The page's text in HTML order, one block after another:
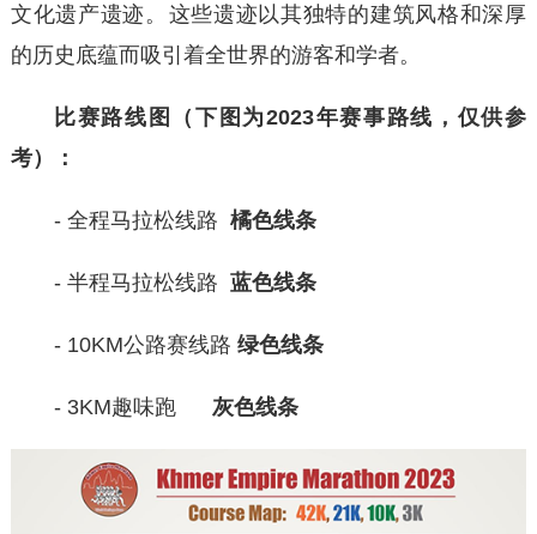
文化遗产遗迹。‌这些遗迹以其独特的建筑风格和深厚
的历史底蕴而吸引着全世界的游客和学者。‌
比赛路线图
（下图为2023年赛事路线，仅供参
考）
：
- 全程马拉松线路 橘色线条
- 半程马拉松线路 蓝色线条
- 10KM公路赛线路 绿色线条
- 3KM趣味跑 灰色线条